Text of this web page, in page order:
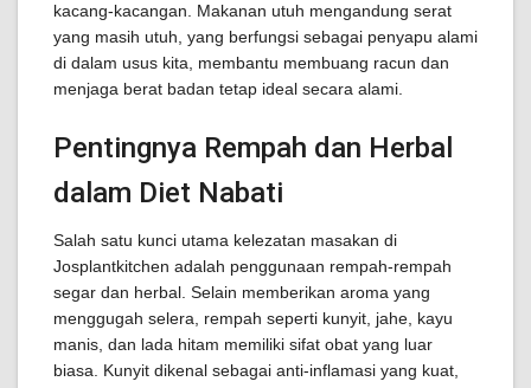
kacang-kacangan. Makanan utuh mengandung serat
yang masih utuh, yang berfungsi sebagai penyapu alami
di dalam usus kita, membantu membuang racun dan
menjaga berat badan tetap ideal secara alami.
Pentingnya Rempah dan Herbal
dalam Diet Nabati
Salah satu kunci utama kelezatan masakan di
Josplantkitchen adalah penggunaan rempah-rempah
segar dan herbal. Selain memberikan aroma yang
menggugah selera, rempah seperti kunyit, jahe, kayu
manis, dan lada hitam memiliki sifat obat yang luar
biasa. Kunyit dikenal sebagai anti-inflamasi yang kuat,